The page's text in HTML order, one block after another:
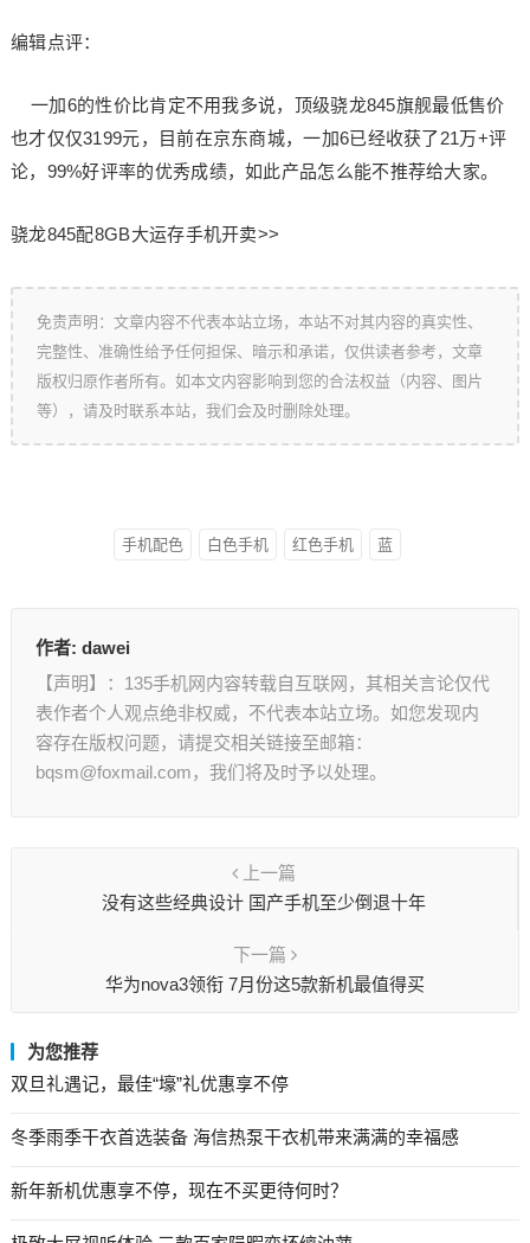
编辑点评：
一加6的性价比肯定不用我多说，顶级骁龙845旗舰最低售价
也才仅仅3199元，目前在京东商城，一加6已经收获了21万+评
论，99%好评率的优秀成绩，如此产品怎么能不推荐给大家。
骁龙845配8GB大运存手机开卖>>
免责声明：文章内容不代表本站立场，本站不对其内容的真实性、
完整性、准确性给予任何担保、暗示和承诺，仅供读者参考，文章
版权归原作者所有。如本文内容影响到您的合法权益（内容、图片
等），请及时联系本站，我们会及时删除处理。
手机配色 白色手机 红色手机 蓝
作者: dawei
【声明】：135手机网内容转载自互联网，其相关言论仅代
表作者个人观点绝非权威，不代表本站立场。如您发现内
容存在版权问题，请提交相关链接至邮箱：
bqsm@foxmail.com，我们将及时予以处理。
上一篇
没有这些经典设计 国产手机至少倒退十年
下一篇
华为nova3领衔 7月份这5款新机最值得买
为您推荐
双旦礼遇记，最佳“壕”礼优惠享不停
冬季雨季干衣首选装备 海信热泵干衣机带来满满的幸福感
新年新机优惠享不停，现在不买更待何时？